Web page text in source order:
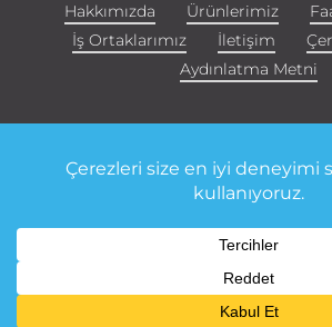
Hakkımızda Ürünlerimiz
İş Ortaklarımız
İletişim
Aydınlatma Metni